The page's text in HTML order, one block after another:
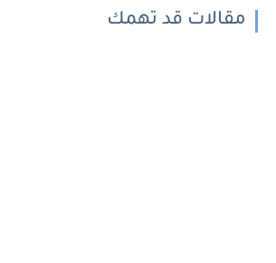
مقالات قد تهمك